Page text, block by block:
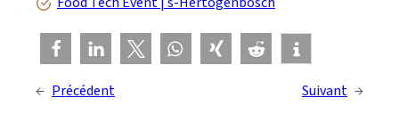
← Précédent Suivant →